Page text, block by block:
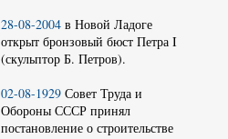
28-08-2004 в Новой Ладоге
открыт бронзовый бюст Петра I
(скульптор Б. Петров).
02-08-1929 Совет Труда и
Обороны СССР принял
постановление о строительстве